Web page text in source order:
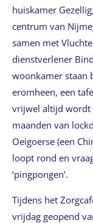
huiskamer
centrum van
samen met
dienstverlener
woonkamer staan
eromheen, een
vrijwel altijd wordt
maanden van
Oeigoerse (een
loopt rond en
‘pingpongen’.
Tijdens het
vrijdag geopend